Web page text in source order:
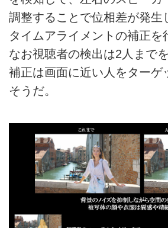
調整することで位相差が発生
タイムアライメントの補正を
なお視聴者の検出は2人まで
補正は画面に近い人をターゲ
そうだ。